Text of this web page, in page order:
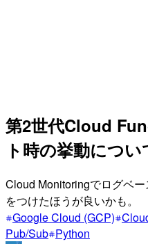
第2世代Cloud
ト時の挙動につ
Cloud Monitoringでログベ
をつけたほうが良いかも。
Google Cloud (GCP)
Pub/Sub Python